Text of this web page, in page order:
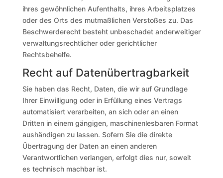
ihres gewöhnlichen Aufenthalts, ihres Arbeitsplatzes
oder des Orts des mutmaßlichen Verstoßes zu. Das
Beschwerderecht besteht unbeschadet anderweitiger
verwaltungsrechtlicher oder gerichtlicher
Rechtsbehelfe.
Recht auf Daten­übertrag­barkeit
Sie haben das Recht, Daten, die wir auf Grundlage
Ihrer Einwilligung oder in Erfüllung eines Vertrags
automatisiert verarbeiten, an sich oder an einen
Dritten in einem gängigen, maschinenlesbaren Format
aushändigen zu lassen. Sofern Sie die direkte
Übertragung der Daten an einen anderen
Verantwortlichen verlangen, erfolgt dies nur, soweit
es technisch machbar ist.